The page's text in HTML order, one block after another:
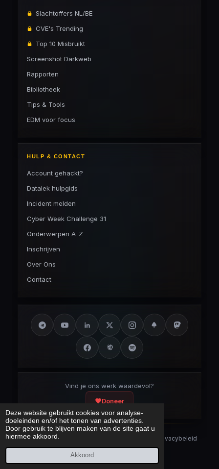
Deze website gebruikt cookies voor analyse-
doeleinden en/of het tonen van advertenties.
Door gebruik te blijven maken van de site gaat u
hiermee akkoord.
Akkoord
Slachtoffers NL/BE
CVE's Trending
Top 10 Misbruikt
Screenshot Darkweb
Rapporten
Bibliotheek
Tips & Tools
EDM voor focus
HULP & CONTACT
Account gehackt?
Datalek hulpgids
Incident melden
Cyber Week Challenge 31
Onderwerpen A-Z
Inschrijven
Over Ons
Contact
Vind je ons werk waardevol?
Doneer
Security Disclaimer
Privacybeleid
CookieverklaringSitemap
Laatst bijgewerkt: